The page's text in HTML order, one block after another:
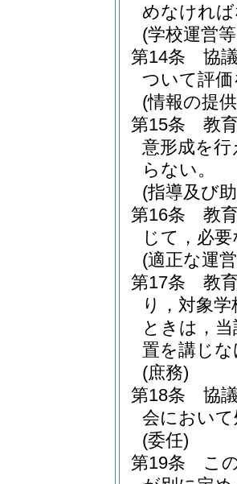
めなけれ
(学校運営
第14条
協
ついて評
(情報の提
第15条
教
意形成を
らない。
(指導及び
第16条
教
じて，必
(適正な運
第17条
教
り，対象
ときは，
置を講じ
(庶務)
第18条
協
会におい
(委任)
第19条
こ